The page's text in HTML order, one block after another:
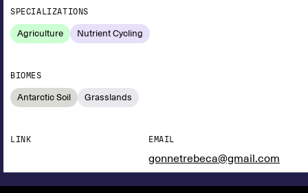
SPECIALIZATIONS
Agriculture Nutrient Cycling
BIOMES
Antarctic Soil Grasslands
LINK EMAIL
gonnetrebeca@gmail.com